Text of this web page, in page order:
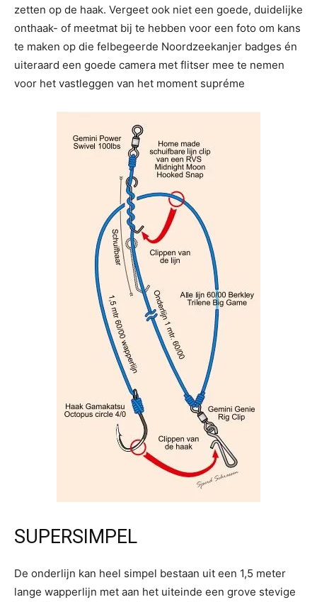
zetten op de haak. Vergeet ook niet een goede, duidelijke
onthaak- of meetmat bij te hebben voor een foto om kans
te maken op die felbegeerde Noordzeekanjer badges én
uiteraard een goede camera met flitser mee te nemen
voor het vastleggen van het moment supréme
SUPERSIMPEL
De onderlijn kan heel simpel bestaan uit een 1,5 meter
lange wapperlijn met aan het uiteinde een grove stevige